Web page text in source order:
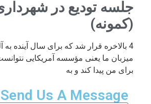
جلسه تودیع در
(کمونه)
4 بالاخره قرار شد که برای سال آینده به
میزبان ما یعنی مؤسسه آمریکایی
برای من پیدا کند و به
Send Us A Message